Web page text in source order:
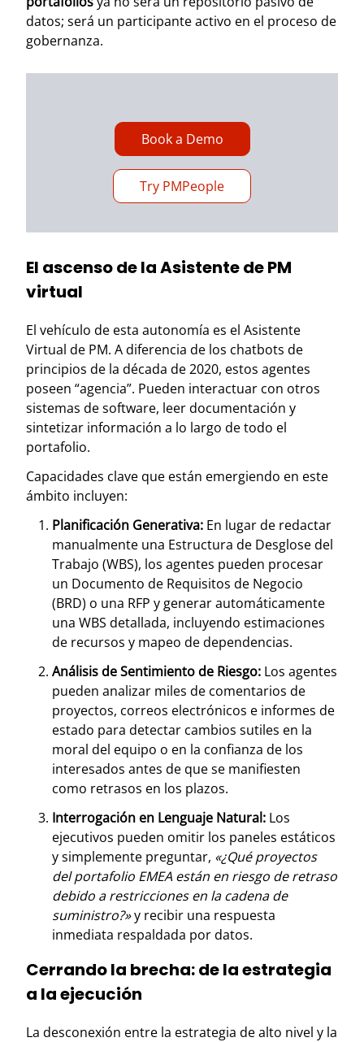
datos; será un participante activo en el proceso de
gobernanza.
Book a Demo
Try PMPeople
El ascenso de la Asistente de PM
virtual
El vehículo de esta autonomía es el Asistente
Virtual de PM. A diferencia de los chatbots de
principios de la década de 2020, estos agentes
poseen “agencia”. Pueden interactuar con otros
sistemas de software, leer documentación y
sintetizar información a lo largo de todo el
portafolio.
Capacidades clave que están emergiendo en este
ámbito incluyen:
Planificación Generativa: En lugar de redactar
manualmente una Estructura de Desglose del
Trabajo (WBS), los agentes pueden procesar
un Documento de Requisitos de Negocio
(BRD) o una RFP y generar automáticamente
una WBS detallada, incluyendo estimaciones
de recursos y mapeo de dependencias.
Análisis de Sentimiento de Riesgo: Los agentes
pueden analizar miles de comentarios de
proyectos, correos electrónicos e informes de
estado para detectar cambios sutiles en la
moral del equipo o en la confianza de los
interesados antes de que se manifiesten
como retrasos en los plazos.
Interrogación en Lenguaje Natural: Los
ejecutivos pueden omitir los paneles estáticos
y simplemente preguntar, «¿Qué proyectos
del portafolio EMEA están en riesgo de retraso
debido a restricciones en la cadena de
suministro?»y recibir una respuesta
inmediata respaldada por datos.
Cerrando la brecha: de la estrategia
a la ejecución
La desconexión entre la estrategia de alto nivel y la